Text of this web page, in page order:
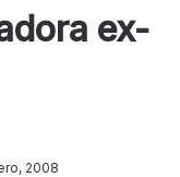
ex-
2008